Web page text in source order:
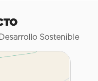
Sostenible